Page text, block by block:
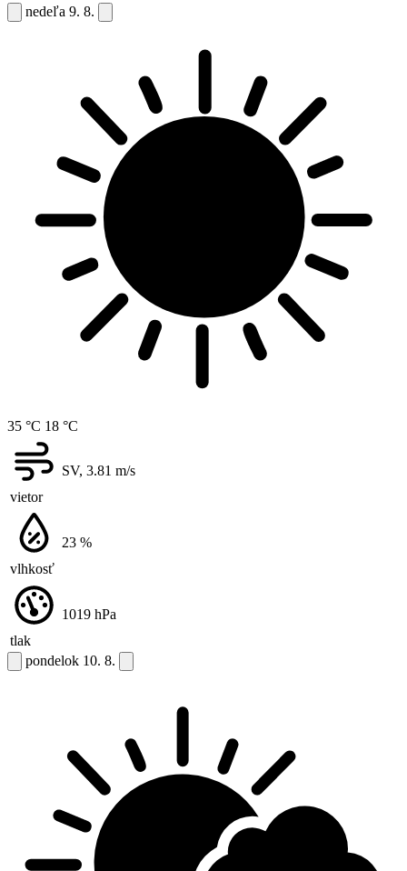
nedeľa 9. 8.
35 °C 18 °C
vietor
SV, 3.81 m/s
vlhkosť
23 %
tlak
1019 hPa
pondelok 10. 8.